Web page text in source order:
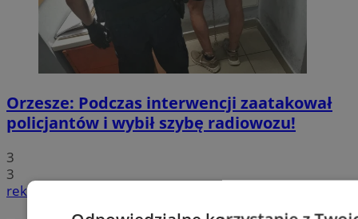
Orzesze: Podczas interwencji zaatakował
policjantów i wybił szybę radiowozu!
3
3
reklama